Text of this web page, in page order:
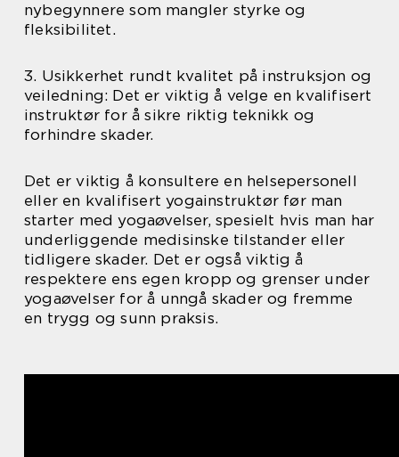
nybegynnere som mangler styrke og
fleksibilitet.
3. Usikkerhet rundt kvalitet på instruksjon og
veiledning: Det er viktig å velge en kvalifisert
instruktør for å sikre riktig teknikk og
forhindre skader.
Det er viktig å konsultere en helsepersonell
eller en kvalifisert yogainstruktør før man
starter med yogaøvelser, spesielt hvis man har
underliggende medisinske tilstander eller
tidligere skader. Det er også viktig å
respektere ens egen kropp og grenser under
yogaøvelser for å unngå skader og fremme
en trygg og sunn praksis.